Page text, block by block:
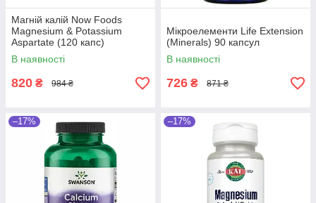
Магній калій Now Foods
Magnesium & Potassium
Aspartate (120 капс)
В наявності
820 ₴ 984 ₴
Мікроелементи Life Extension
(Minerals) 90 капсул
В наявності
726 ₴ 871 ₴
–17% –17%